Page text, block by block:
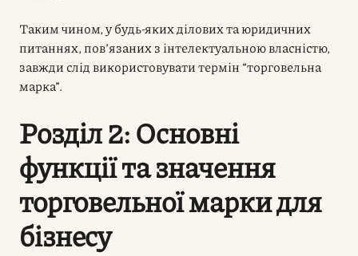
Таким чином, у будь-яких ділових та юридичних
питаннях, пов’язаних з інтелектуальною власністю,
завжди слід використовувати термін “торговельна
марка”.
Розділ 2: Основні
функції та значення
торговельної марки для
бізнесу